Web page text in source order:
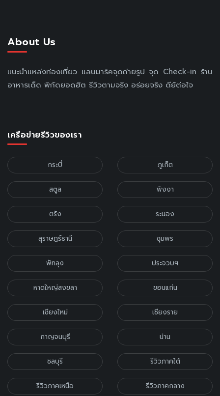
About Us
แนะนำแหล่งท่องเที่ยว แลนมาร์คจุดถ่ายรูป จุด Check-in ร้าน
อาหารเด็ด พิกัดยอดฮิต รีวิวตามจริง อร่อยจริง ดีย์ต่อใจ
เครือข่ายรีวิวของเรา
กระบี่ ภูเก็ต
สตูล พังงา
ตรัง ระนอง
สุราษฎร์ธานี ชุมพร
พัทลุง ประจวบฯ
หาดใหญ่สงขลา ขอนแก่น
เชียงใหม่ เชียงราย
กาญจนบุรี น่าน
ชลบุรี รีวิวภาคใต้
รีวิวภาคเหนือ รีวิวภาคกลาง